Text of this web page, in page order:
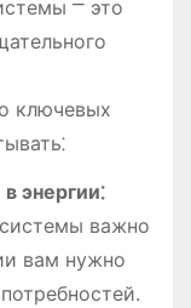
⎻ это
ключевых
энергии⁚
важно
вам нужно